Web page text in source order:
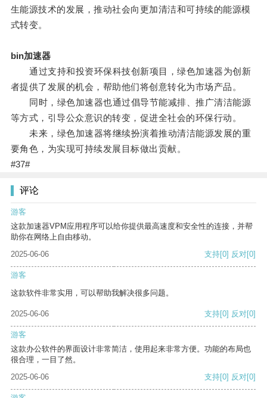
生能源技术的发展，推动社会向更加清洁和可持续的能源模
式转变。
bin加速器
通过支持和投资环保科技创新项目，绿色加速器为创新
者提供了发展的机会，帮助他们将创意转化为市场产品。
同时，绿色加速器也通过倡导节能减排、推广清洁能源
等方式，引导公众意识的转变，促进全社会的环保行动。
未来，绿色加速器将继续扮演着推动清洁能源发展的重
要角色，为实现可持续发展目标做出贡献。
#37#
评论
游客
这款加速器VPM应用程序可以给你提供最高速度和安全性的连接，并帮
助你在网络上自由移动。
2025-06-06
支持[0] 反对[0]
游客
这款软件非常实用，可以帮助我解决很多问题。
2025-06-06 支持[0] 反对[0]
游客
这款办公软件的界面设计非常简洁，使用起来非常方便。功能的布局也
很合理，一目了然。
2025-06-06
支持[0] 反对[0]